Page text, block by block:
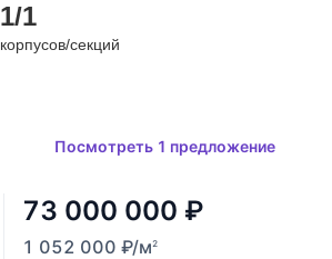
1/1
корпусов/секций
Посмотреть 1 предложение
73 000 000 ₽
1 052 000 ₽/м2